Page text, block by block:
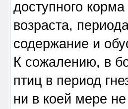
доступного
возраста,
содержание и
К сожалению, в
птиц в период
ни в коей мере не